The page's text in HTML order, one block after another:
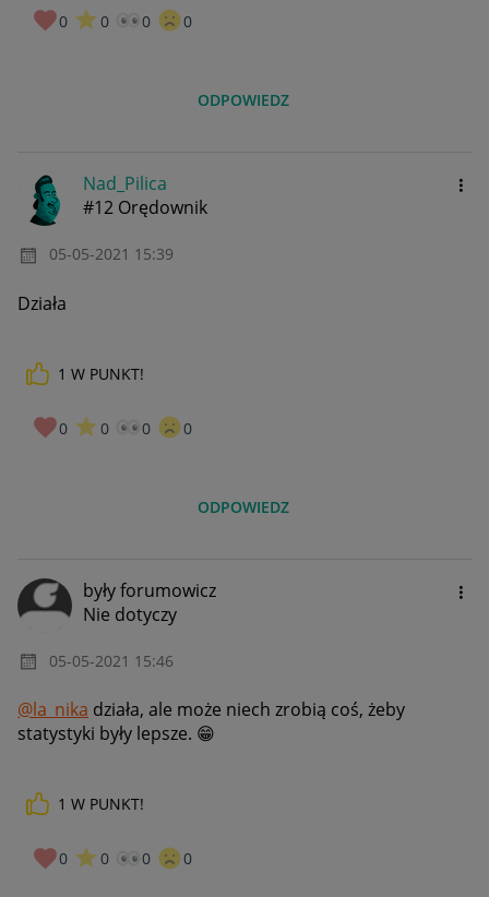
0 0 0 0
ODPOWIEDZ
Nad_Pilica
#12 Orędownik
‎05-05-2021 15:39
Działa
1 W PUNKT!
0 0 0 0
ODPOWIEDZ
były forumowicz
Nie dotyczy
‎05-05-2021 15:46
@la_nika działa, ale może niech zrobią coś, żeby
statystyki były lepsze. 😁
1 W PUNKT!
0 0 0 0